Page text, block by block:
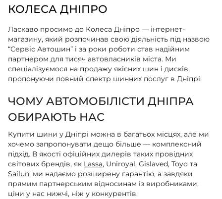
КОЛЕСА ДНІПРО
Ласкаво просимо до Колеса Дніпро — інтернет-
магазину, який розпочинав свою діяльність під назвою
“Сервіс Автошин” і за роки роботи став надійним
партнером для тисяч автовласників міста. Ми
спеціалізуємося на продажу якісних шин і дисків,
пропонуючи повний спектр шинних послуг в Дніпрі.
ЧОМУ АВТОМОБІЛІСТИ ДНІПРА
ОБИРАЮТЬ НАС
Купити шини у Дніпрі можна в багатьох місцях, але ми
хочемо запропонувати дещо більше — комплексний
підхід. В якості офіційних дилерів таких провідних
світових брендів, як Lassa, Uniroyal, Gislaved, Toyo та
Sailun, ми надаємо розширену гарантію, а завдяки
прямим партнерським відносинам із виробниками,
ціни у нас нижчі, ніж у конкурентів.